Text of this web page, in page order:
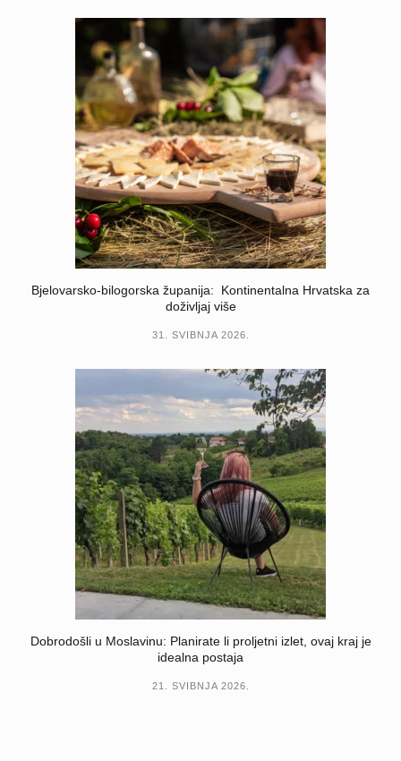
Bjelovarsko-bilogorska županija: Kontinentalna Hrvatska za
doživljaj više
31. SVIBNJA 2026.
Dobrodošli u Moslavinu: Planirate li proljetni izlet, ovaj kraj je
idealna postaja
21. SVIBNJA 2026.